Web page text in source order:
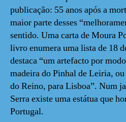
publicação: 55 anos após a
maior parte desses
sentido. Uma carta de Moura
livro enumera uma lista de 18
destaca “um artefacto por
madeira do Pinhal de Leiria,
do Reino, para Lisboa”. Num
Serra existe uma estátua que
Portugal.